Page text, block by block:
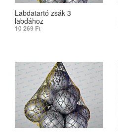
Labdatartó zsák 3
labdához
10 269 Ft